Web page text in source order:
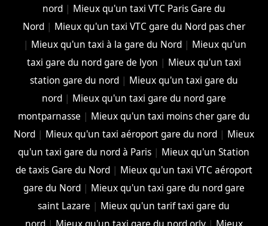
nord| Mieux qu'un taxi VTC Paris Gare du
Nord| Mieux qu'un taxi VTC gare du Nord pas cher
| Mieux qu'un taxi à la gare du Nord | Mieux qu'un
taxi gare du nord gare de lyon | Mieux qu'un taxi
station gare du nord| Mieux qu'un taxi gare du
nord| Mieux qu'un taxi gare du nord gare
montparnasse | Mieux qu'un taxi moins cher gare du
Nord| Mieux qu'un taxi aéroport gare du nord| Mieux
qu'un taxi gare du nord à Paris | Mieux qu'un Station
de taxis Gare du Nord| Mieux qu'un taxi VTC aéroport
gare du Nord| Mieux qu'un taxi gare du nord gare
saint Lazare | Mieux qu'un tarif taxi gare du